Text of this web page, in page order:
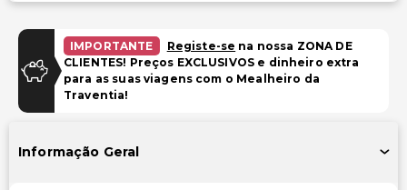
Estacionamento
Estacionamento (taxa extra)
Instalações
Piscina
Instalações de ginástica
IMPORTANTE Registe-se na nossa ZONA DE
CLIENTES! Preços EXCLUSIVOS e dinheiro extra
para as suas viagens com o Mealheiro da
Traventia!
Informação Geral